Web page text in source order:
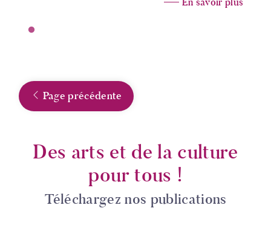
Page précédente
Des arts et de la culture
pour tous !
Téléchargez nos publications